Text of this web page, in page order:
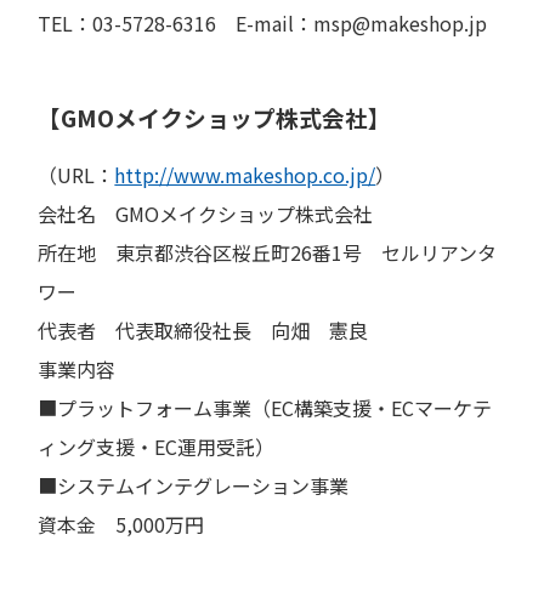
TEL：03-5728-6316 E-mail：msp@makeshop.jp
【GMOメイクショップ株式会社】
（URL： http://www.makeshop.co.jp/）
会社名 GMOメイクショップ株式会社
所在地 東京都渋谷区桜丘町26番1号 セルリアンタ
ワー
代表者 代表取締役社長 向畑 憲良
事業内容
■プラットフォーム事業（EC構築支援・ECマーケテ
ィング支援・EC運用受託）
■システムインテグレーション事業
資本金 5,000万円